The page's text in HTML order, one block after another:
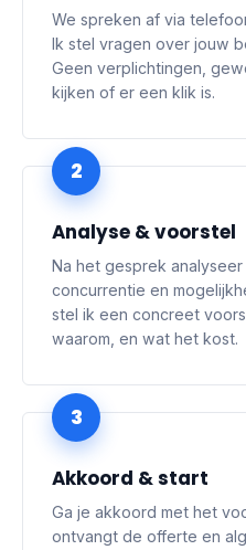
We spreken af via
Ik stel vragen over jouw
Geen verplichtingen,
kijken of er een klik is.
2
Analyse & voorstel
Na het gesprek
concurrentie en
stel ik een concreet
waarom, en wat het kost.
3
Akkoord & start
Ga je akkoord met het
ontvangt de offerte en